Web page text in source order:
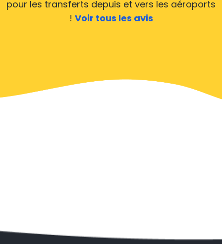
pour les transferts depuis et vers les aéroports
! Voir tous les avis
Destinations Populaires